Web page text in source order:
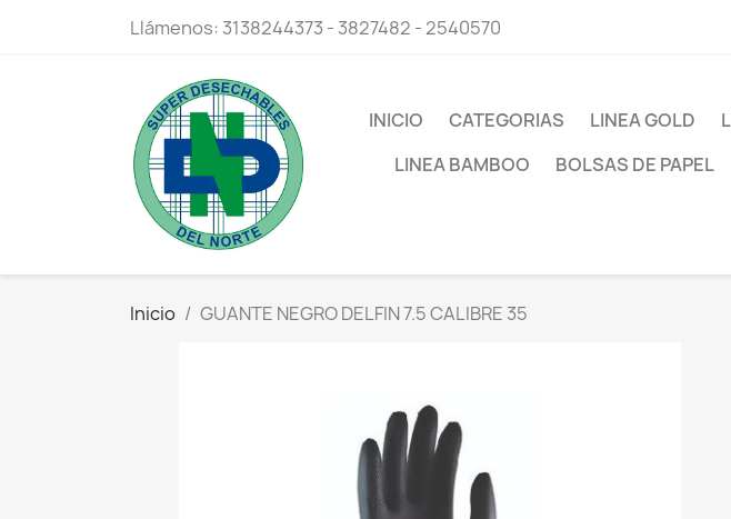
Llámenos: 3138244373 - 3827482 - 2540570
INICIO CATEGORIAS LINEA GOLD
LINEA BAMBOO
BOLSAS DE PAPEL
Inicio GUANTE NEGRO DELFIN 7.5 CALIBRE 35